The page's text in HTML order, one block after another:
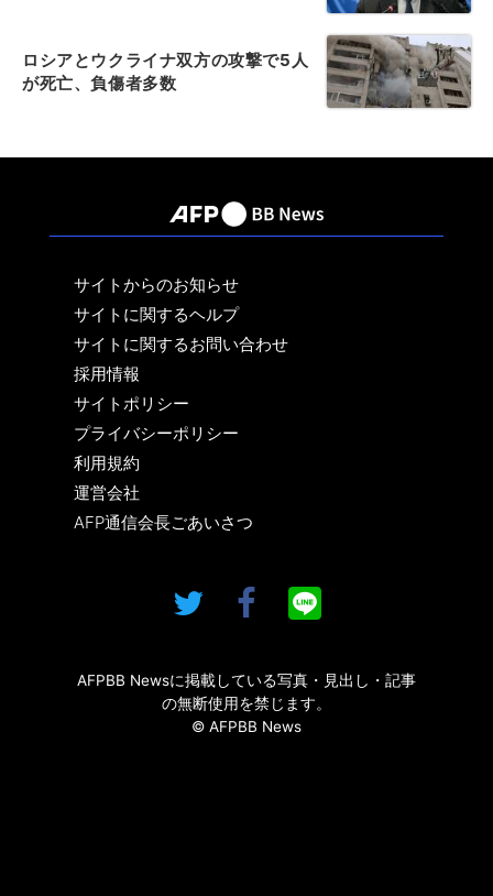
ロシアとウクライナ双方の攻撃で5人
が死亡、負傷者多数
サイトからのお知らせ
サイトに関するヘルプ
サイトに関するお問い合わせ
採用情報
サイトポリシー
プライバシーポリシー
利用規約
運営会社
AFP通信会長ごあいさつ
AFPBB Newsに掲載している写真・見出し・記事
の無断使用を禁じます。
© AFPBB News